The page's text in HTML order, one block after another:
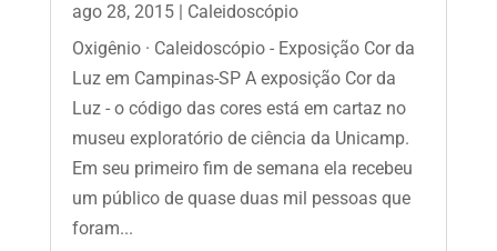
ago 28, 2015| Caleidoscópio
Oxigênio · Caleidoscópio - Exposição Cor da
Luz em Campinas-SP A exposição Cor da
Luz - o código das cores está em cartaz no
museu exploratório de ciência da Unicamp.
Em seu primeiro fim de semana ela recebeu
um público de quase duas mil pessoas que
foram...